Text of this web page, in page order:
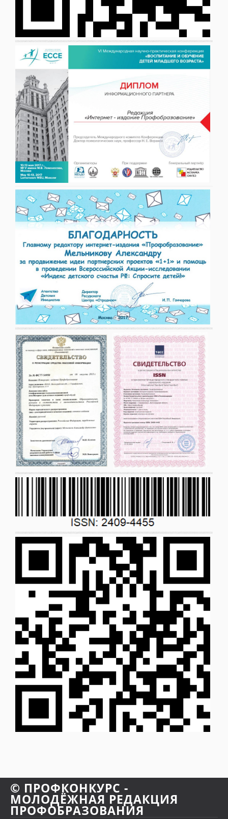
© ПРОФКОНКУРС -
МОЛОДЁЖНАЯ РЕДАКЦИЯ
ПРОФОБРАЗОВАНИЯ